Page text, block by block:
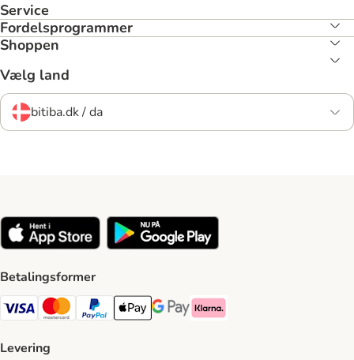
Service
Fordelsprogrammer
Shoppen
Vælg land
bitiba.dk / da
Betalingsformer
VISA Payment Method
Mastercard Payment Method
Paypal Payment Method
Apple Pay Payment Method
Google Pay Payment Method
Klarna Payment Method
Levering